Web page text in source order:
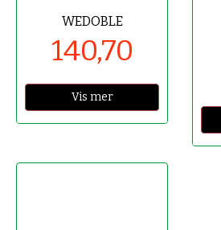
WEDOBLE
140,70
Vis mer